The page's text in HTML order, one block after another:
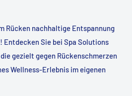
Rücken nachhaltige Entspannung
Entdecken Sie bei Spa Solutions
gezielt gegen Rückenschmerzen
Wellness-Erlebnis im eigenen